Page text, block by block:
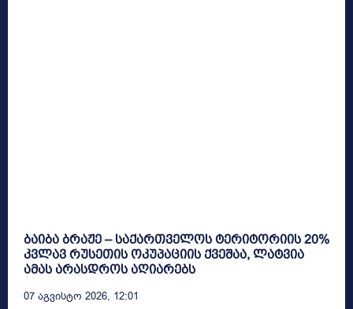
ბაიბა ბრაჟე – საქართველოს ტერიტორიის 20%
კვლავ რუსეთის ოკუპაციის ქვეშაა, ლატვია
ამას არასდროს აღიარებს
07 Აგვისტო 2026, 12:01